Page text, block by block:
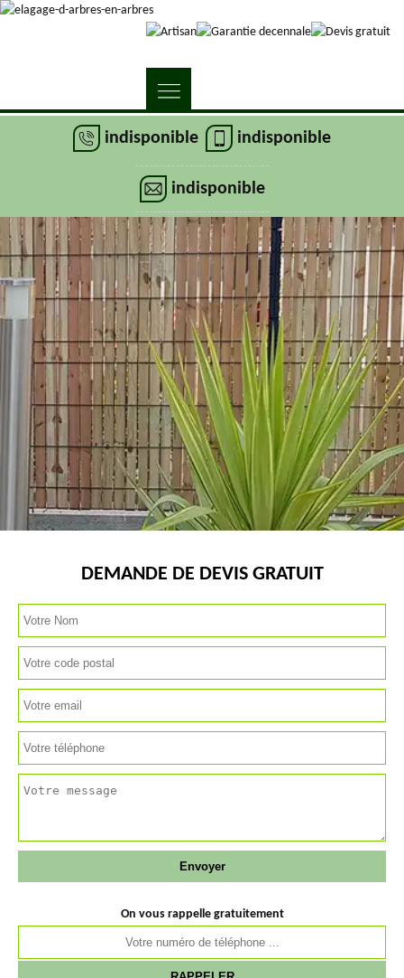
indisponible indisponible
indisponible
DEMANDE DE DEVIS GRATUIT
On vous rappelle gratuitement